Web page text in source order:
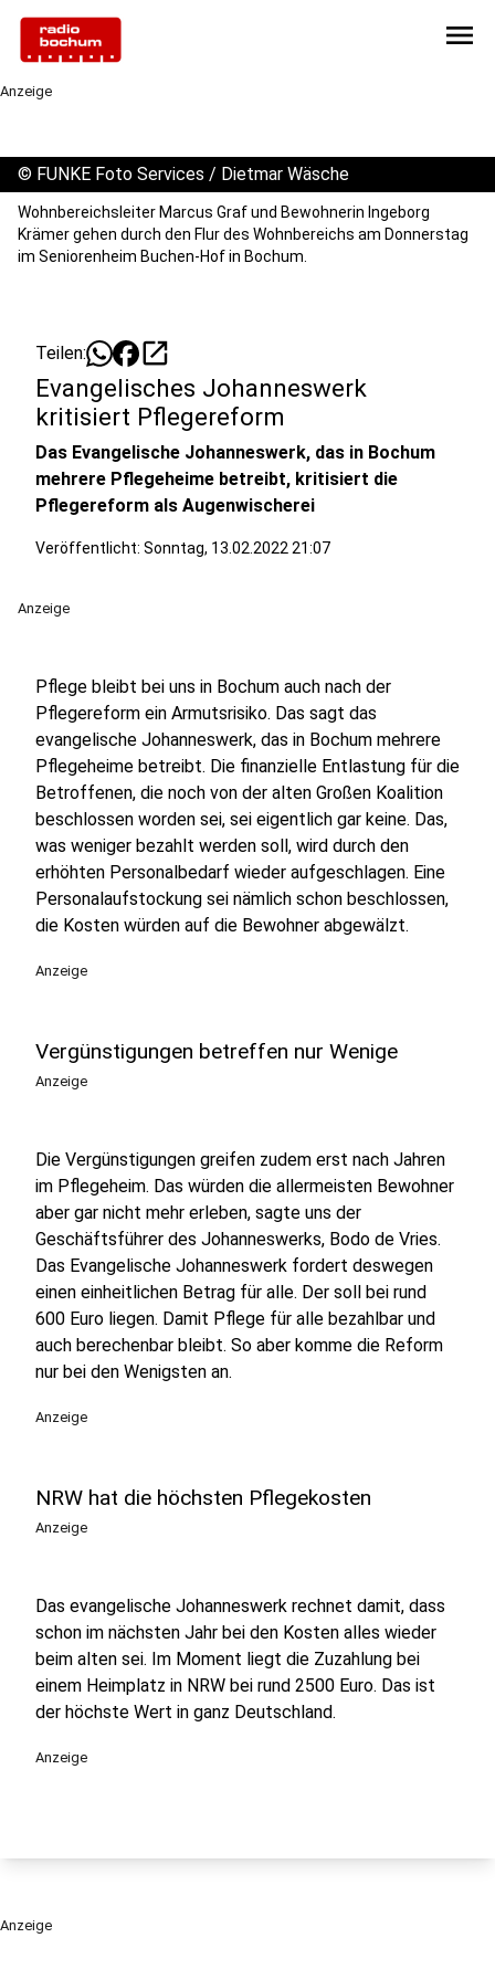
menu
Anzeige
© FUNKE Foto Services / Dietmar Wäsche
Wohnbereichsleiter Marcus Graf und Bewohnerin Ingeborg
Krämer gehen durch den Flur des Wohnbereichs am Donnerstag
im Seniorenheim Buchen-Hof in Bochum.
Teilen: open_in_new
Evangelisches Johanneswerk
kritisiert Pflegereform
Das Evangelische Johanneswerk, das in Bochum
mehrere Pflegeheime betreibt, kritisiert die
Pflegereform als Augenwischerei
Veröffentlicht: Sonntag, 13.02.2022 21:07
Anzeige
Pflege bleibt bei uns in Bochum auch nach der
Pflegereform ein Armutsrisiko. Das sagt das
evangelische Johanneswerk, das in Bochum mehrere
Pflegeheime betreibt. Die finanzielle Entlastung für die
Betroffenen, die noch von der alten Großen Koalition
beschlossen worden sei, sei eigentlich gar keine. Das,
was weniger bezahlt werden soll, wird durch den
erhöhten Personalbedarf wieder aufgeschlagen. Eine
Personalaufstockung sei nämlich schon beschlossen,
die Kosten würden auf die Bewohner abgewälzt.
Anzeige
Vergünstigungen betreffen nur Wenige
Anzeige
Die Vergünstigungen greifen zudem erst nach Jahren
im Pflegeheim. Das würden die allermeisten Bewohner
aber gar nicht mehr erleben, sagte uns der
Geschäftsführer des Johanneswerks, Bodo de Vries.
Das Evangelische Johanneswerk fordert deswegen
einen einheitlichen Betrag für alle. Der soll bei rund
600 Euro liegen. Damit Pflege für alle bezahlbar und
auch berechenbar bleibt. So aber komme die Reform
nur bei den Wenigsten an.
Anzeige
NRW hat die höchsten Pflegekosten
Anzeige
Das evangelische Johanneswerk rechnet damit, dass
schon im nächsten Jahr bei den Kosten alles wieder
beim alten sei. Im Moment liegt die Zuzahlung bei
einem Heimplatz in NRW bei rund 2500 Euro. Das ist
der höchste Wert in ganz Deutschland.
Anzeige
Anzeige